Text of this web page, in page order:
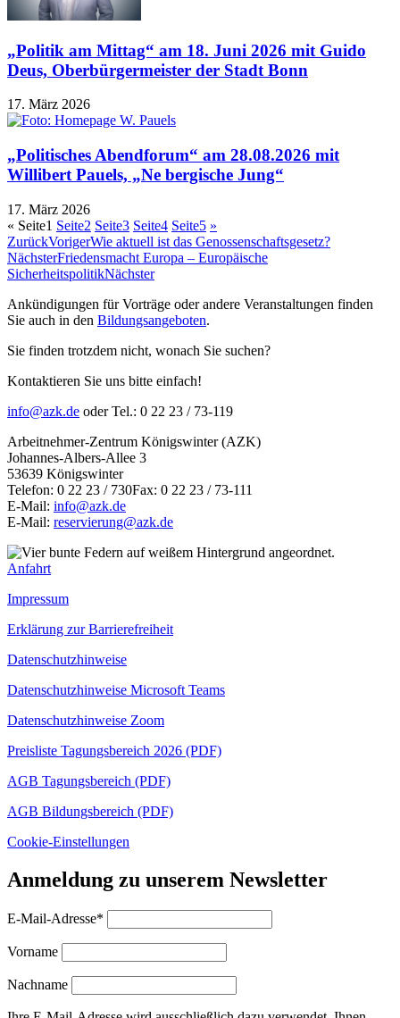
„Politik am Mittag“ am 18. Juni 2026 mit Guido
Deus, Oberbürgermeister der Stadt Bonn
17. März 2026
„Politisches Abendforum“ am 28.08.2026 mit
Willibert Pauels, „Ne bergische Jung“
17. März 2026
« Seite1 Seite2 Seite3 Seite4 Seite5 »
ZurückVorigerWie aktuell ist das Genossenschaftsgesetz?
NächsterFriedensmacht Europa – Europäische
SicherheitspolitikNächster
Ankündigungen für Vorträge oder andere Veranstaltungen finden
Sie auch in den Bildungsangeboten.
Sie finden trotzdem nicht, wonach Sie suchen?
Kontaktieren Sie uns bitte einfach!
info@azk.de oder Tel.: 0 22 23 / 73-119
Arbeitnehmer-Zentrum Königswinter (AZK)
Johannes-Albers-Allee 3
53639 Königswinter
Telefon: 0 22 23 / 730Fax: 0 22 23 / 73-111
E-Mail: info@azk.de
E-Mail: reservierung@azk.de
Anfahrt
Impressum
Erklärung zur Barrierefreiheit
Datenschutzhinweise
Datenschutzhinweise Microsoft Teams
Datenschutzhinweise Zoom
Preisliste Tagungsbereich 2026 (PDF)
AGB Tagungsbereich (PDF)
AGB Bildungsbereich (PDF)
Cookie-Einstellungen
Anmeldung zu unserem Newsletter
E-Mail-Adresse*
Vorname
Nachname